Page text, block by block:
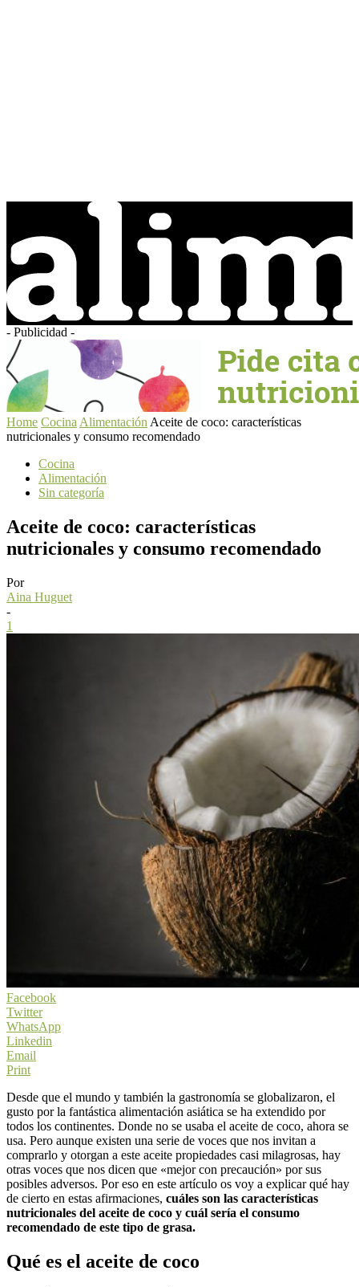
- Publicidad -
Home Cocina Alimentación Aceite de coco: características
nutricionales y consumo recomendado
Cocina
Alimentación
Sin categoría
Aceite de coco: características
nutricionales y consumo recomendado
Por
Aina Huguet
-
1
Facebook
Twitter
WhatsApp
Linkedin
Email
Print
Desde que el mundo y también la gastronomía se globalizaron, el
gusto por la fantástica alimentación asiática se ha extendido por
todos los continentes. Donde no se usaba el aceite de coco, ahora se
usa. Pero aunque existen una serie de voces que nos invitan a
comprarlo y otorgan a este aceite propiedades casi milagrosas, hay
otras voces que nos dicen que «mejor con precaución» por sus
posibles adversos. Por eso en este artículo os voy a explicar qué hay
de cierto en estas afirmaciones, cuáles son las características
nutricionales del aceite de coco y cuál sería el consumo
recomendado de este tipo de grasa.
Qué es el aceite de coco